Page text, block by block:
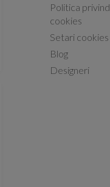
Conform descrierii!
13.02.2026
Politica privind
cookies
Setari cookies
Blog
Designeri